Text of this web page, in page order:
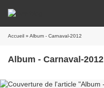
Accueil » Album - Carnaval-2012
Album - Carnaval-2012